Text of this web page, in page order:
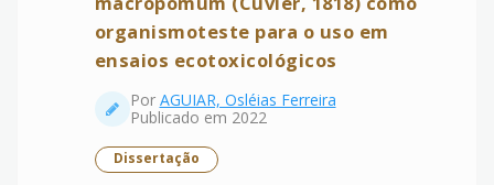
organismoteste para o uso em
ensaios ecotoxicológicos
Por AGUIAR, Osléias Ferreira
Publicado em 2022
Dissertação